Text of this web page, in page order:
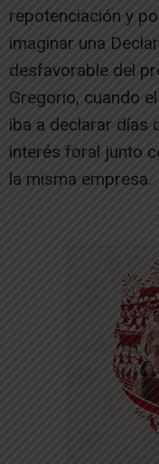
repotenciación y
imaginar una
desfavorable del
Gregorio, cuando
iba a declarar días
interés foral junto
la misma empresa.